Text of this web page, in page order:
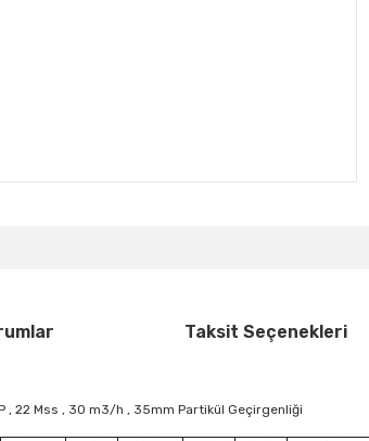
Taksit Seçenekleri
, 22 Mss , 30 m3/h , 35mm Partikül Geçirgenliği